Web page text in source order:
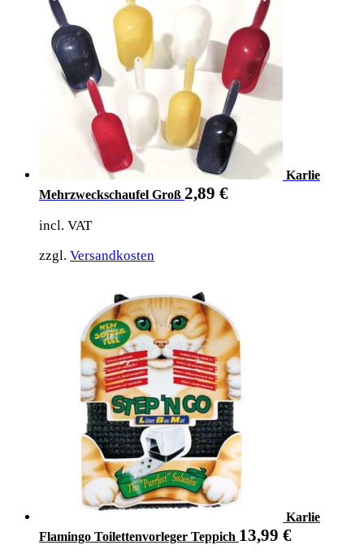
Karlie
Mehrzweckschaufel Groß 2,89 €
incl. VAT
zzgl. Versandkosten
Karlie
Flamingo Toilettenvorleger Teppich 13,99 €